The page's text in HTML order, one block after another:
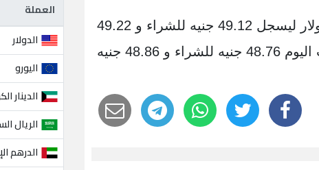
وفي البنك التجاري الدولي- CIB، ارتفع سعر الدولار ليسجل 49.12 جنيه للشراء و 49.22
جنيه للبيع، بعدما كان قد سجل في بداية تعاملات اليوم 48.76 جنيه للشراء و 48.86 جنيه
العملة
العملة
الدولار
اليورو
الدينار
الريال
الدرهم